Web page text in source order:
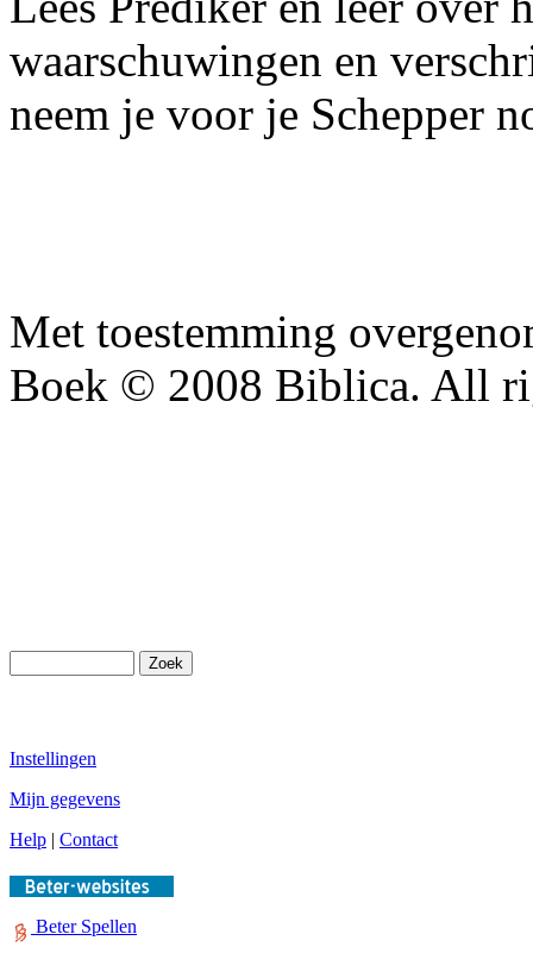
waarschuwingen en
neem je voor je Schepper
Met toestemming
Boek © 2008 Biblica. All
Instellingen
Mijn gegevens
Help | Contact
Beter Spellen